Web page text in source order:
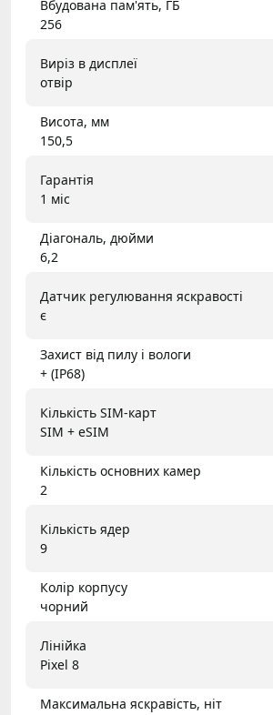
Вбудована пам'ять, ГБ
256
Виріз в дисплеї
отвір
Висота, мм
150,5
Гарантія
1 міс
Діагональ, дюйми
6,2
Датчик регулювання яскравості
є
Захист від пилу і вологи
+ (IP68)
Кількість SIM-карт
SIM + eSIM
Кількість основних камер
2
Кількість ядер
9
Колір корпусу
чорний
Лінійка
Pixel 8
Максимальна яскравість, ніт